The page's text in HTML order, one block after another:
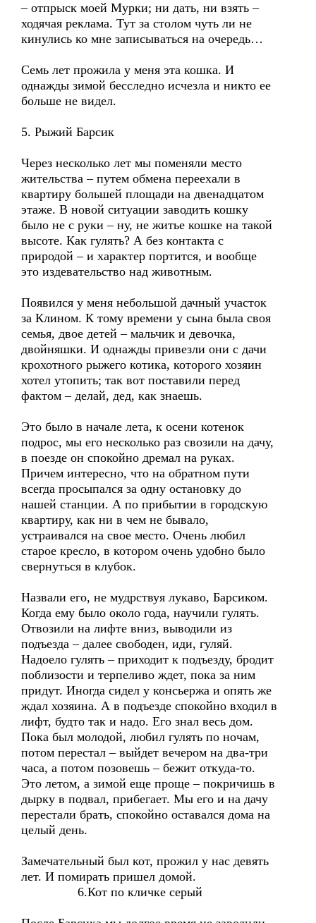
– отпрыск моей Мурки; ни дать, ни взять –
ходячая реклама. Тут за столом чуть ли не
кинулись ко мне записываться на очередь…
Семь лет прожила у меня эта кошка. И
однажды зимой бесследно исчезла и никто ее
больше не видел.
5. Рыжий Барсик
Через несколько лет мы поменяли место
жительства – путем обмена переехали в
квартиру большей площади на двенадцатом
этаже. В новой ситуации заводить кошку
было не с руки – ну, не житье кошке на такой
высоте. Как гулять? А без контакта с
природой – и характер портится, и вообще
это издевательство над животным.
Появился у меня небольшой дачный участок
за Клином. К тому времени у сына была своя
семья, двое детей – мальчик и девочка,
двойняшки. И однажды привезли они с дачи
крохотного рыжего котика, которого хозяин
хотел утопить; так вот поставили перед
фактом – делай, дед, как знаешь.
Это было в начале лета, к осени котенок
подрос, мы его несколько раз свозили на дачу,
в поезде он спокойно дремал на руках.
Причем интересно, что на обратном пути
всегда просыпался за одну остановку до
нашей станции. А по прибытии в городскую
квартиру, как ни в чем не бывало,
устраивался на свое место. Очень любил
старое кресло, в котором очень удобно было
свернуться в клубок.
Назвали его, не мудрствуя лукаво, Барсиком.
Когда ему было около года, научили гулять.
Отвозили на лифте вниз, выводили из
подъезда – далее свободен, иди, гуляй.
Надоело гулять – приходит к подъезду, бродит
поблизости и терпеливо ждет, пока за ним
придут. Иногда сидел у консьержа и опять же
ждал хозяина. А в подъезде спокойно входил в
лифт, будто так и надо. Его знал весь дом.
Пока был молодой, любил гулять по ночам,
потом перестал – выйдет вечером на два-три
часа, а потом позовешь – бежит откуда-то.
Это летом, а зимой еще проще – покричишь в
дырку в подвал, прибегает. Мы его и на дачу
перестали брать, спокойно оставался дома на
целый день.
Замечательный был кот, прожил у нас девять
лет. И помирать пришел домой.
6.Кот по кличке серый